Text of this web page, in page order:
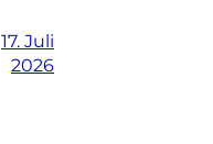
17. Juli
2026